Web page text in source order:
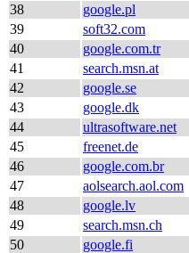
38
google.pl
39
soft32.com
40
google.com.tr
41
search.msn.at
42
google.se
43
google.dk
44
ultrasoftware.net
45
freenet.de
46
google.com.br
47
aolsearch.aol.com
48
google.lv
49
search.msn.ch
50
google.fi